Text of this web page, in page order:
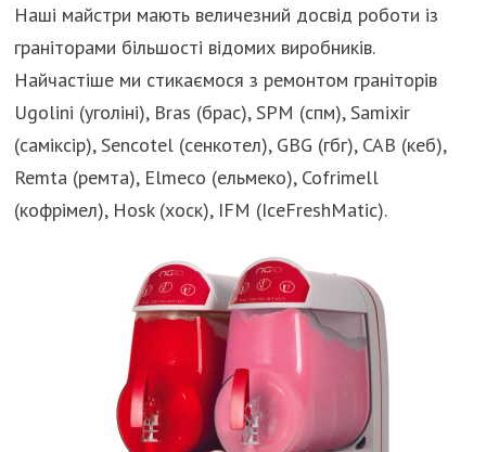
Наші майстри мають величезний досвід роботи із
граніторами більшості відомих виробників.
Найчастіше ми стикаємося з ремонтом граніторів
Ugolini (уголіні), Bras (брас), SPM (спм), Samixir
(саміксір), Sencotel (сенкотел), GBG (гбг), CAB (кеб),
Remta (ремта), Elmeco (ельмеко), Cofrimell
(кофрімел), Hosk (хоск), IFM (IceFreshMatic).